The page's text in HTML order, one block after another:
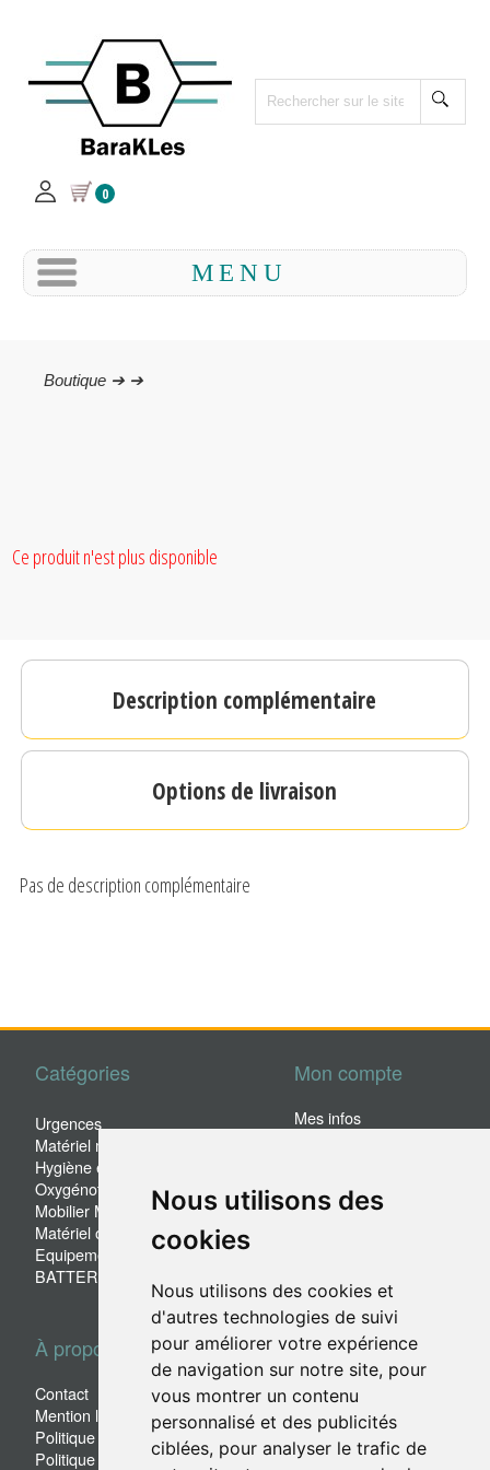
Nous utilisons des
cookies
Nous utilisons des cookies et
d'autres technologies de suivi
pour améliorer votre expérience
de navigation sur notre site, pour
vous montrer un contenu
personnalisé et des publicités
ciblées, pour analyser le trafic de
0
MENU
Boutique ➔ ➔
Ce produit n'est plus disponible
Description complémentaire
Options de livraison
Pas de description complémentaire
Catégories
Urgences
Matériel médical
Hygiène et sécurité
Oxygénothérapie
Mobilier Médical et hospitalier
Matériel occasion
Equipement de pesée
BATTERIE
Mon compte
Mes infos
À propos
Contact
Mention légales
Politique de confidentialité
Politique des cookies